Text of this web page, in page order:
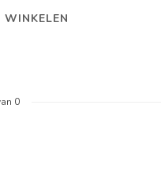
WINKELEN
0